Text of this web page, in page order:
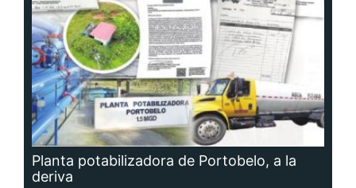
Planta potabilizadora de Portobelo, a la
deriva